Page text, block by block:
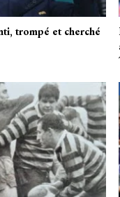
trompé et cherché